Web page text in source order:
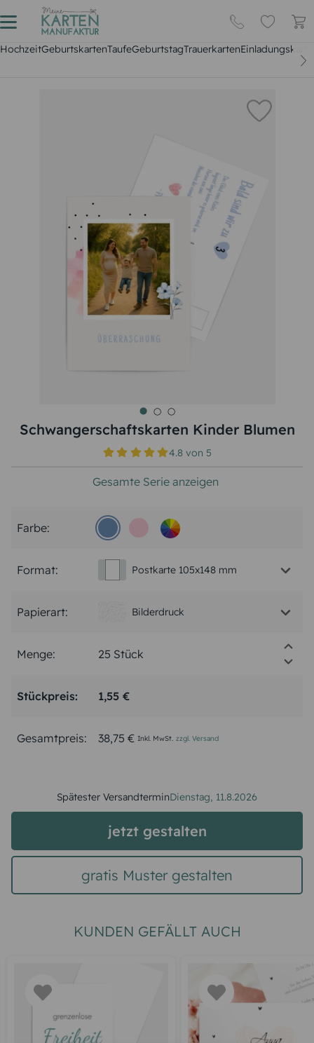
HochzeitGeburtskartenTaufeGeburtstagTrauerkarten
Schwangerschaftskarten Kinder Blumen
4.8 von5
Gesamte Serie anzeigen
Farbe:
Format: Postkarte 105x148 mm
Papierart: Bilderdruck
Menge:
Stückpreis: 1,55 €
Gesamtpreis: 38,75 € Inkl. MwSt. zzgl. Versand
Spätester VersandterminDienstag, 11.8.2026
jetzt gestalten
gratis Muster gestalten
KUNDEN GEFÄLLT AUCH